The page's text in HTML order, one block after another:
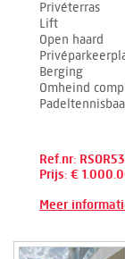
Privéterras
Lift
Open haard
Berging
Omheind
Ref.nr:
Prijs: €
Meer